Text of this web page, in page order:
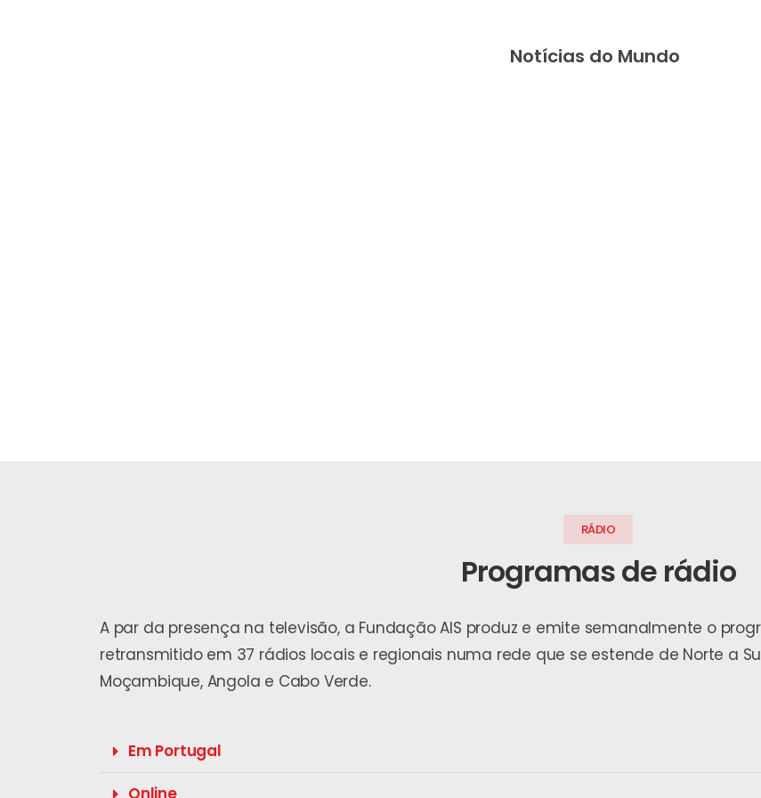
Notícias do Mundo
RÁDIO
Programas de rádio
A par da presença na televisão, a Fundação AIS produz e emite semanalmente o
retransmitido em 37 rádios locais e regionais numa rede que se estende de Norte a
Moçambique, Angola e Cabo Verde.
Em Portugal